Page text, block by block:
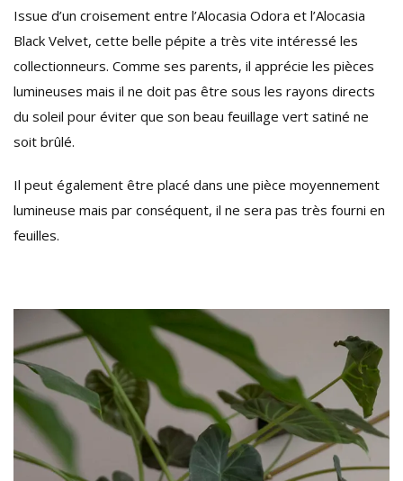
Issue d’un croisement entre l’Alocasia Odora et l’Alocasia
Black Velvet, cette belle pépite a très vite intéressé les
collectionneurs. Comme ses parents, il apprécie les pièces
lumineuses mais il ne doit pas être sous les rayons directs
du soleil pour éviter que son beau feuillage vert satiné ne
soit brûlé.
Il peut également être placé dans une pièce moyennement
lumineuse mais par conséquent, il ne sera pas très fourni en
feuilles.